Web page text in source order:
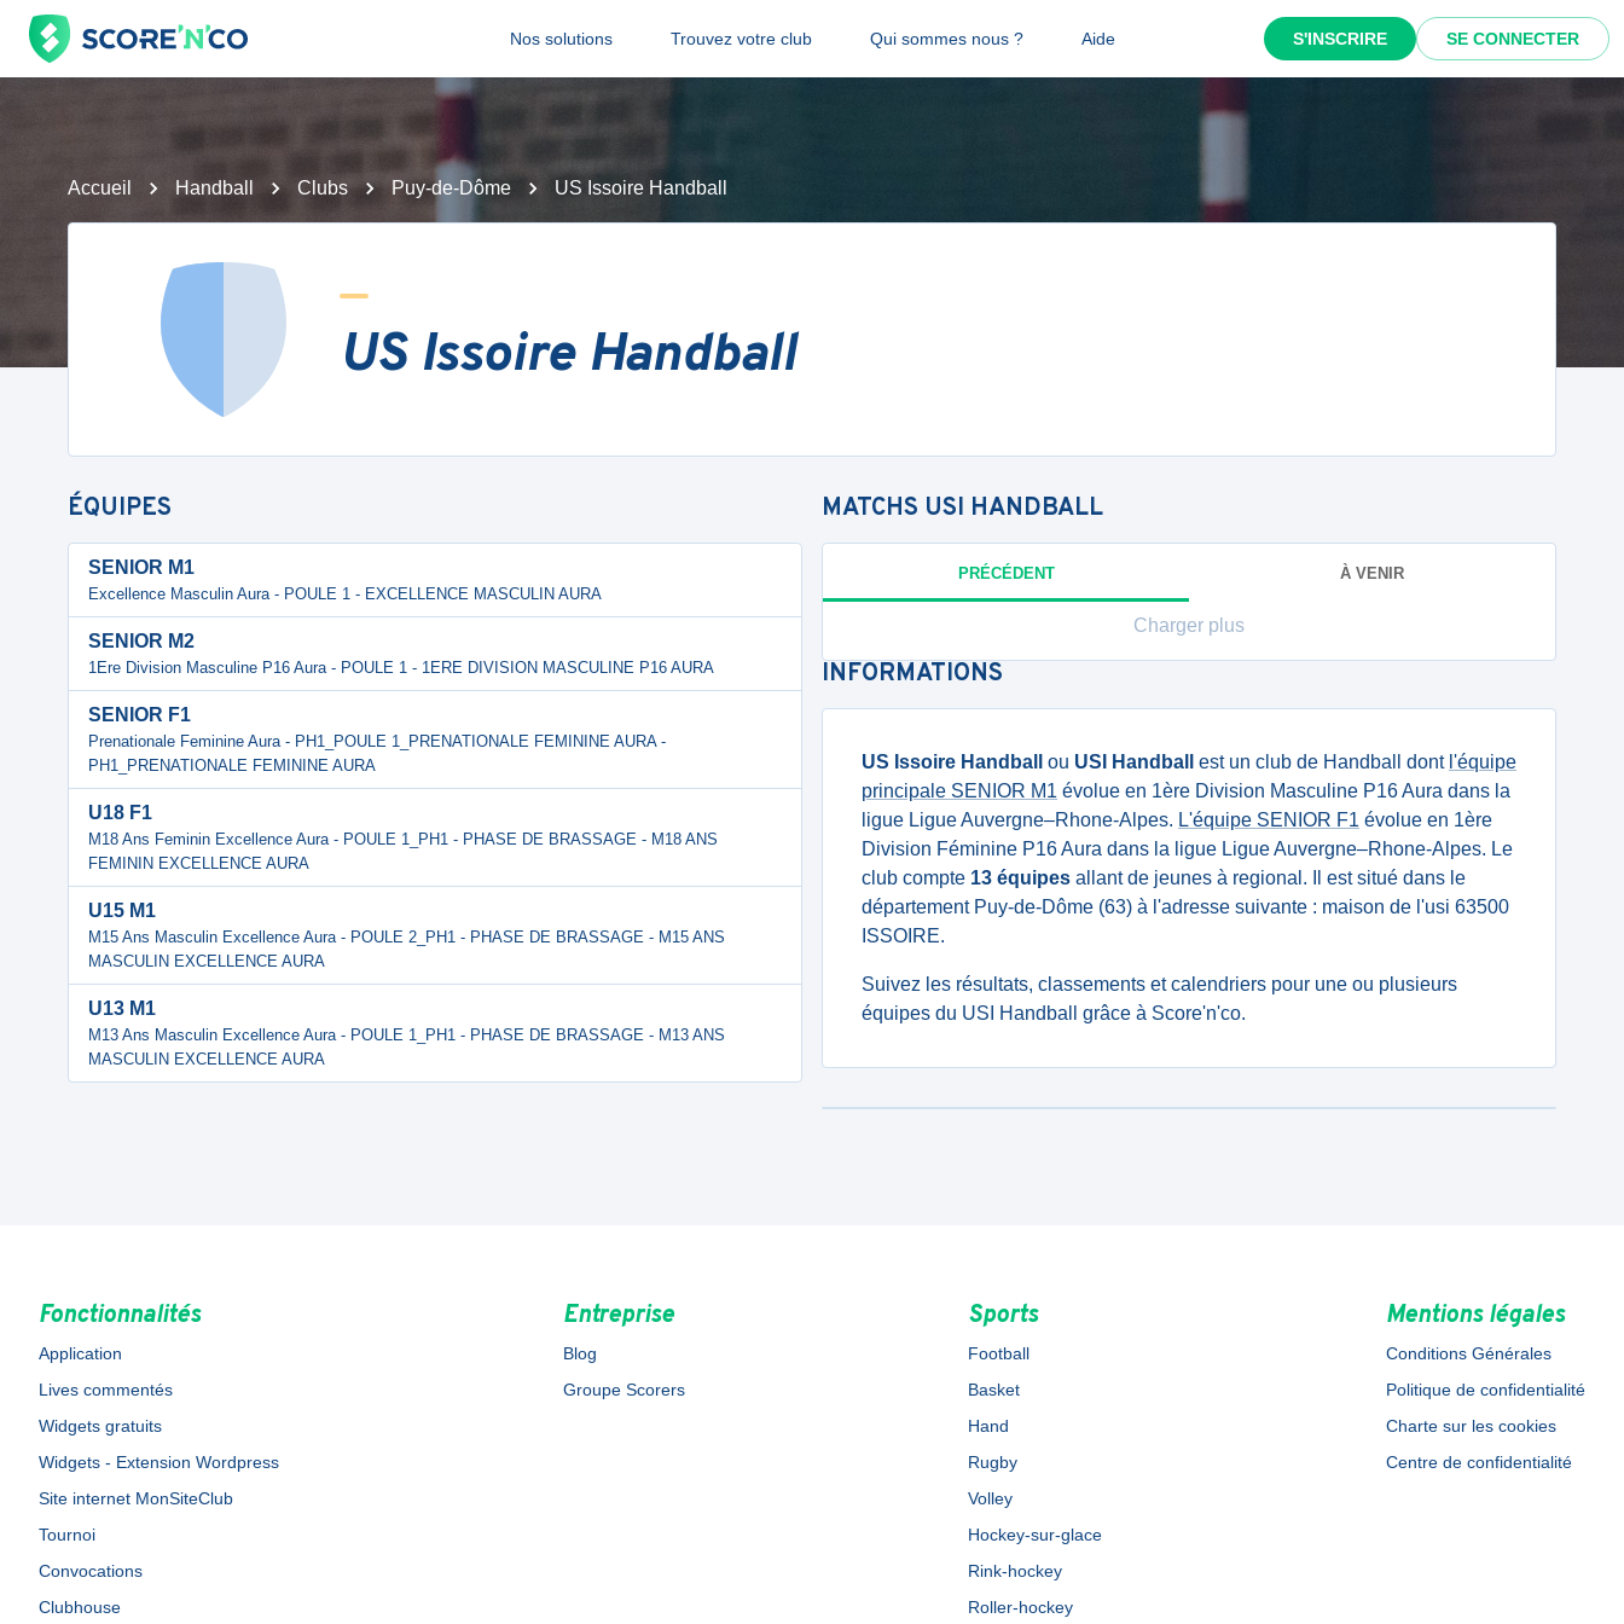
Nos solutions Trouvez votre club Qui sommes nous ? Aide S'INSCRIRE SE CONNECTER
Accueil Handball Clubs Puy-de-Dôme US Issoire Handball
US Issoire Handball
ÉQUIPES
SENIOR M1
Excellence Masculin Aura - POULE 1 - EXCELLENCE MASCULIN AURA
SENIOR M2
1Ere Division Masculine P16 Aura - POULE 1 - 1ERE DIVISION MASCULINE P16 AURA
SENIOR F1
Prenationale Feminine Aura - PH1_POULE 1_PRENATIONALE FEMININE AURA -
PH1_PRENATIONALE FEMININE AURA
U18 F1
M18 Ans Feminin Excellence Aura - POULE 1_PH1 - PHASE DE BRASSAGE - M18 ANS
FEMININ EXCELLENCE AURA
U15 M1
M15 Ans Masculin Excellence Aura - POULE 2_PH1 - PHASE DE BRASSAGE - M15 ANS
MASCULIN EXCELLENCE AURA
U13 M1
M13 Ans Masculin Excellence Aura - POULE 1_PH1 - PHASE DE BRASSAGE - M13 ANS
MASCULIN EXCELLENCE AURA
MATCHS USI HANDBALL
PRÉCÉDENT À VENIR
Charger plus
INFORMATIONS
US Issoire Handball ou USI Handball est un club de Handball dont l'équipe
principale SENIOR M1 évolue en 1ère Division Masculine P16 Aura dans la
ligue Ligue Auvergne–Rhone-Alpes. L'équipe SENIOR F1 évolue en 1ère
Division Féminine P16 Aura dans la ligue Ligue Auvergne–Rhone-Alpes. Le
club compte 13 équipes allant de jeunes à regional. Il est situé dans le
département Puy-de-Dôme (63) à l'adresse suivante : maison de l'usi 63500
ISSOIRE.
Suivez les résultats, classements et calendriers pour une ou plusieurs
équipes du USI Handball grâce à Score'n'co.
Fonctionnalités
Application
Lives commentés
Widgets gratuits
Widgets - Extension Wordpress
Site internet MonSiteClub
Tournoi
Convocations
Clubhouse
Entreprise
Blog
Groupe Scorers
Sports
Football
Basket
Hand
Rugby
Volley
Hockey-sur-glace
Rink-hockey
Roller-hockey
Mentions légales
Conditions Générales
Politique de confidentialité
Charte sur les cookies
Centre de confidentialité